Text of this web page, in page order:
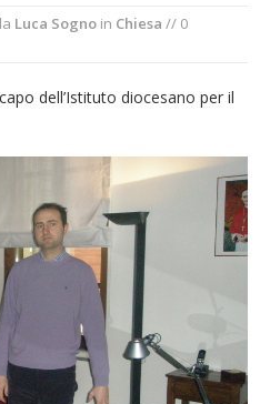
Santhià. La soddisfazione della
siccità estrema e gli incendi
all’utilizzo dell’acqua
Barone: si estende il
il rifugio e chiusi tutti i
a Vercelli
mons. Marco Arnolfo
Luca Sogno in Chiesa // 0
dell’Istituto diocesano per il